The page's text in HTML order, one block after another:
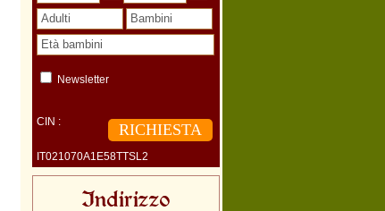
Newsletter
CIN :
IT021070A1E58TTSL2
Indirizzo